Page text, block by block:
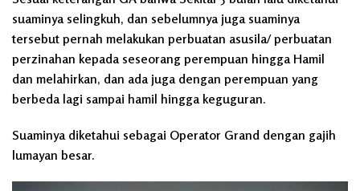
suaminya selingkuh, dan sebelumnya juga suaminya
tersebut pernah melakukan perbuatan asusila/ perbuatan
perzinahan kepada seseorang perempuan hingga Hamil
dan melahirkan, dan ada juga dengan perempuan yang
berbeda lagi sampai hamil hingga keguguran.
Suaminya diketahui sebagai Operator Grand dengan gajih
lumayan besar.